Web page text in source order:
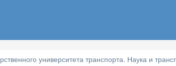
университета транспорта. Наука и